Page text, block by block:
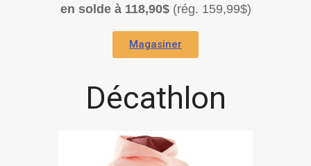
en solde à 118,90$(rég. 159,99$)
Magasiner
Décathlon